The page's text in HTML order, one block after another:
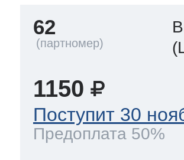
62
1150
Поступит 30
Предоплата 50%